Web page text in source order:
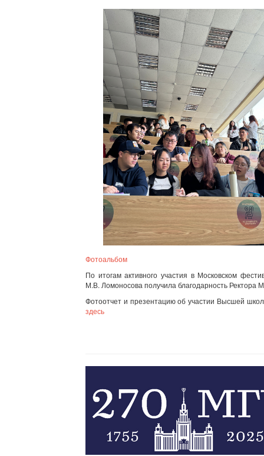
Фотоальбом
По итогам активного участия в Московском
М.В. Ломоносова получила благодарность Ректора
Фотоотчет и презентацию об участии Высшей
здесь